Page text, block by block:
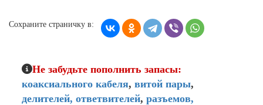
Сохраните страничку в:
Не забудьте пополнить запасы:
коаксиального кабеля, витой пары,
делителей, ответвителей, разъемов,